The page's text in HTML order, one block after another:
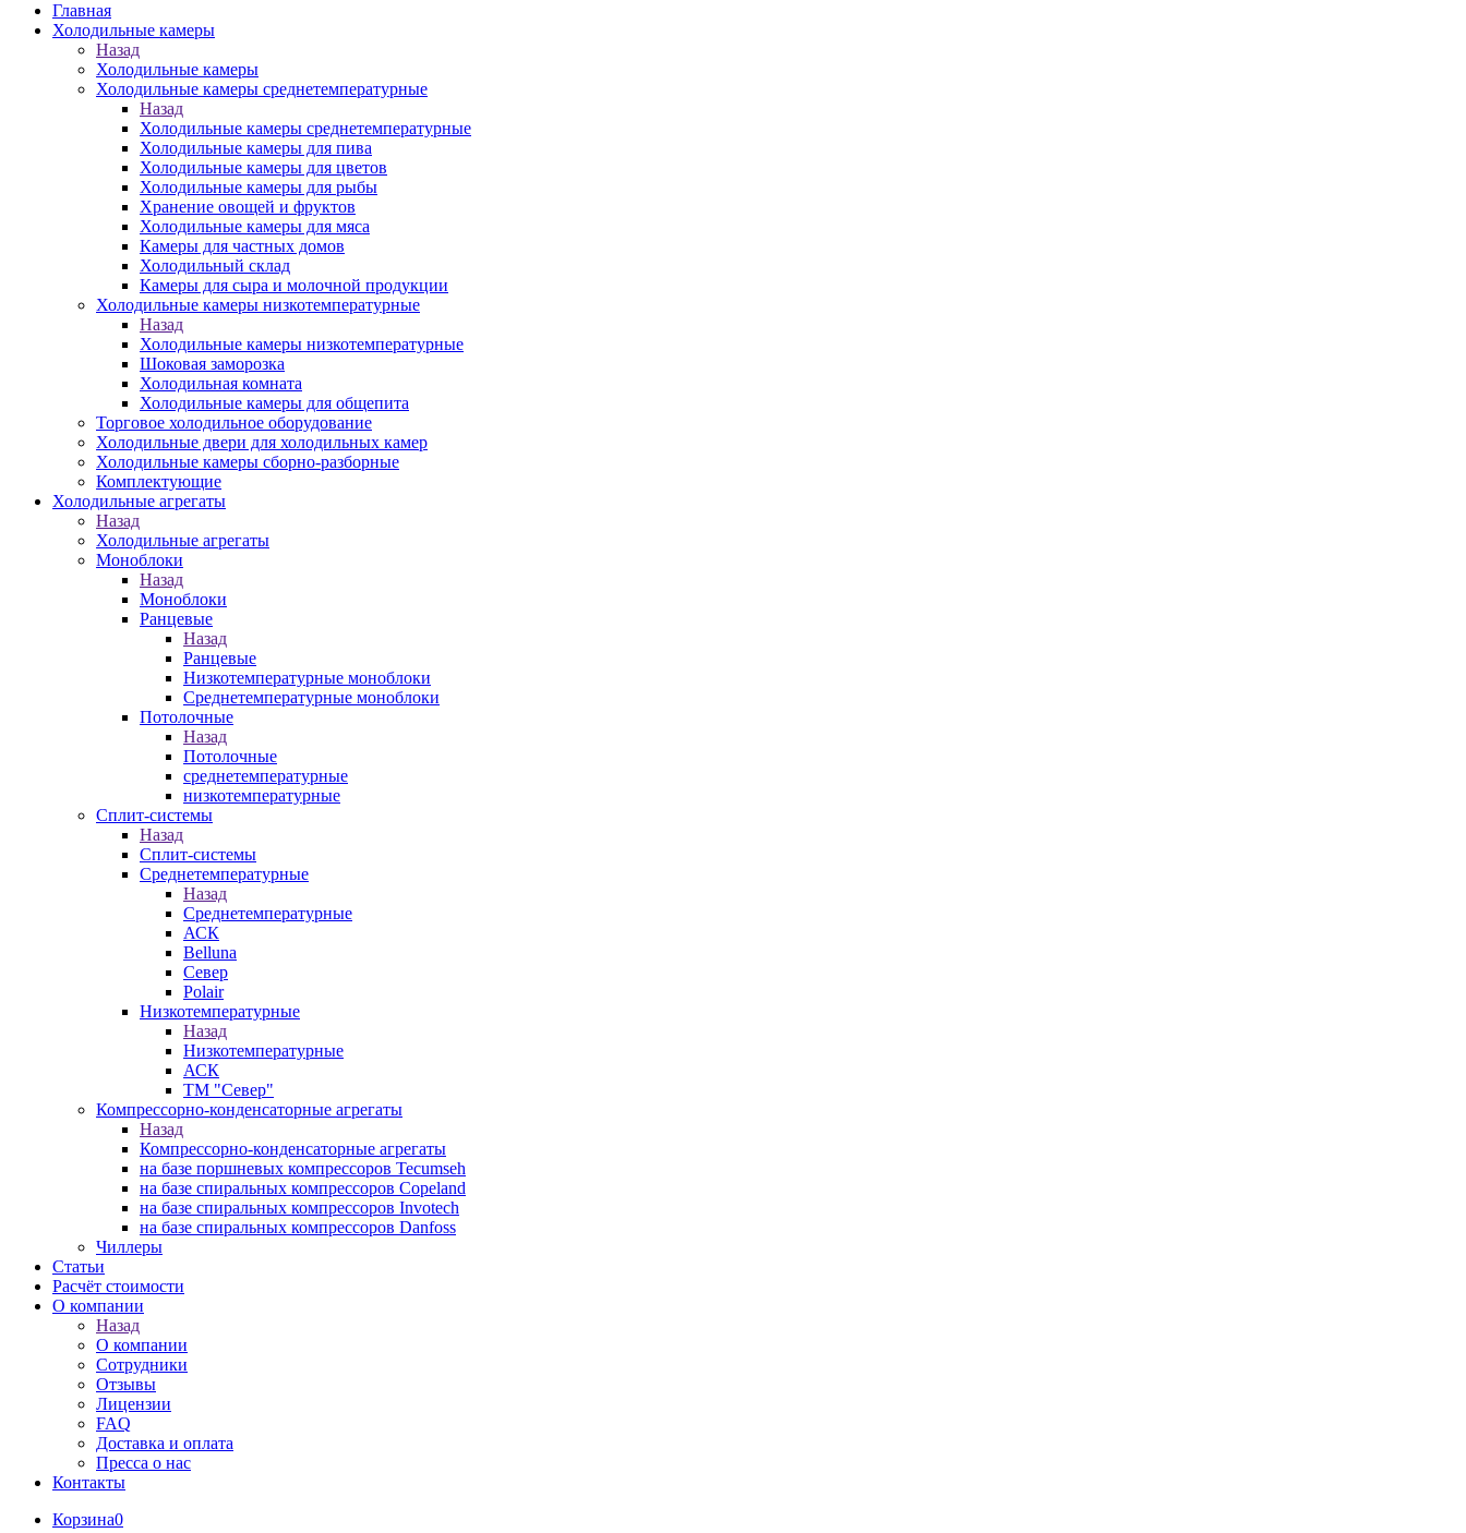
Главная
Холодильные камеры
Назад
Холодильные камеры
Холодильные камеры среднетемпературные
Назад
Холодильные камеры среднетемпературные
Холодильные камеры для пива
Холодильные камеры для цветов
Холодильные камеры для рыбы
Хранение овощей и фруктов
Холодильные камеры для мяса
Камеры для частных домов
Холодильный склад
Камеры для сыра и молочной продукции
Холодильные камеры низкотемпературные
Назад
Холодильные камеры низкотемпературные
Шоковая заморозка
Холодильная комната
Холодильные камеры для общепита
Торговое холодильное оборудование
Холодильные двери для холодильных камер
Холодильные камеры сборно-разборные
Комплектующие
Холодильные агрегаты
Назад
Холодильные агрегаты
Моноблоки
Назад
Моноблоки
Ранцевые
Назад
Ранцевые
Низкотемпературные моноблоки
Среднетемпературные моноблоки
Потолочные
Назад
Потолочные
среднетемпературные
низкотемпературные
Сплит-системы
Назад
Сплит-системы
Среднетемпературные
Назад
Среднетемпературные
АСК
Belluna
Север
Polair
Низкотемпературные
Назад
Низкотемпературные
АСК
ТМ "Север"
Компрессорно-конденсаторные агрегаты
Назад
Компрессорно-конденсаторные агрегаты
на базе поршневых компрессоров Tecumseh
на базе спиральных компрессоров Copeland
на базе спиральных компрессоров Invotech
на базе спиральных компрессоров Danfoss
Чиллеры
Статьи
Расчёт стоимости
О компании
Назад
О компании
Сотрудники
Отзывы
Лицензии
FAQ
Доставка и оплата
Пресса о нас
Контакты
Корзина0